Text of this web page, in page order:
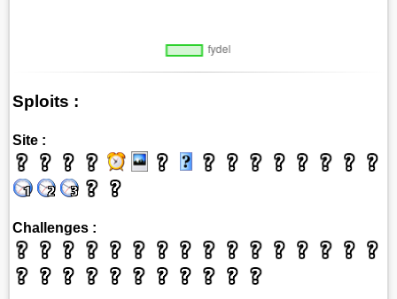
Sploits :
Site :
Challenges :